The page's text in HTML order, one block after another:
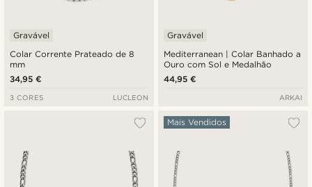
Colar Corrente Prateado de 8
mm
Gravável
34,95 €
3 CORES LUCLEON
Mediterranean | Colar Banhado a
Ouro com Sol e Medalhão
Gravável
44,95 €
ARKAI
Mais Vendidos